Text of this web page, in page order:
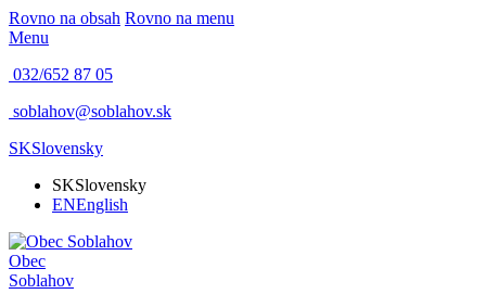
Rovno na obsah Rovno na menu
Menu
032/652 87 05
soblahov@soblahov.sk
SKSlovensky
SKSlovensky
ENEnglish
Obec
Soblahov